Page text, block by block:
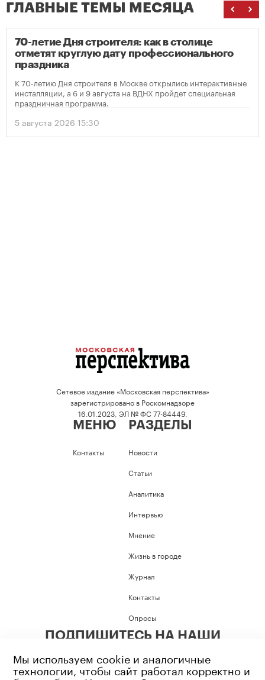
ГЛАВНЫЕ ТЕМЫ МЕСЯЦА
70-летие Дня строителя: как в столице
отметят круглую дату профессионального
праздника
К 70-летию Дня строителя в Москве открылись интерактивные
инсталляции, а 6 и 9 августа на ВДНХ пройдет специальная
праздничная программа.
5 августа 2026 15:30
Сетевое издание «Московская перспектива»
зарегистрировано в Роскомнадзоре
16.01.2023, ЭЛ № ФС 77-84449.
МЕНЮ
Контакты
РАЗДЕЛЫ
Новости
Статьи
Аналитика
Интервью
Мнение
Жизнь в городе
Журнал
Контакты
Опросы
ПОДПИШИТЕСЬ НА НАШИ
Мы используем cookie и аналогичные
технологии, чтобы сайт работал корректно и